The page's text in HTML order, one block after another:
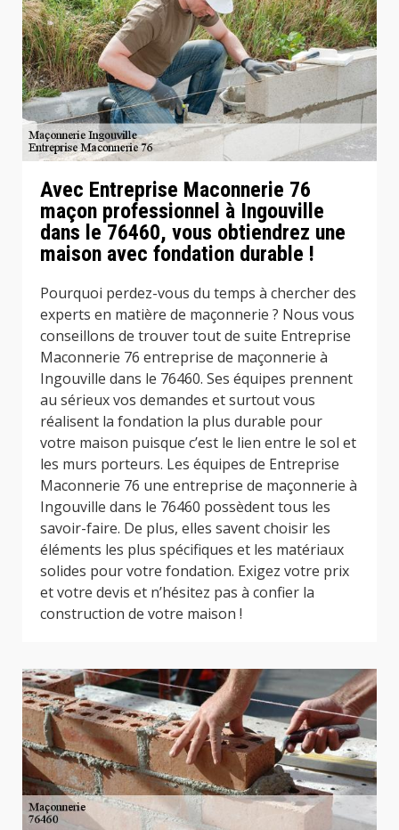
Avec Entreprise Maconnerie 76
maçon professionnel à Ingouville
dans le 76460, vous obtiendrez une
maison avec fondation durable !
Pourquoi perdez-vous du temps à chercher des
experts en matière de maçonnerie ? Nous vous
conseillons de trouver tout de suite Entreprise
Maconnerie 76 entreprise de maçonnerie à
Ingouville dans le 76460. Ses équipes prennent
au sérieux vos demandes et surtout vous
réalisent la fondation la plus durable pour
votre maison puisque c’est le lien entre le sol et
les murs porteurs. Les équipes de Entreprise
Maconnerie 76 une entreprise de maçonnerie à
Ingouville dans le 76460 possèdent tous les
savoir-faire. De plus, elles savent choisir les
éléments les plus spécifiques et les matériaux
solides pour votre fondation. Exigez votre prix
et votre devis et n’hésitez pas à confier la
construction de votre maison !